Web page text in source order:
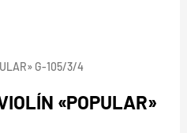
G-105/3/4
«POPULAR»